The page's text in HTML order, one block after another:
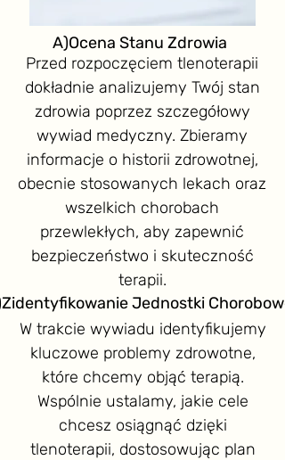
A)Ocena Stanu Zdrowia
Przed rozpoczęciem tlenoterapii
dokładnie analizujemy Twój stan
zdrowia poprzez szczegółowy
wywiad medyczny. Zbieramy
informacje o historii zdrowotnej,
obecnie stosowanych lekach oraz
wszelkich chorobach
przewlekłych, aby zapewnić
bezpieczeństwo i skuteczność
terapii.
Jednostki
W trakcie wywiadu identyfikujemy
kluczowe problemy zdrowotne,
które chcemy objąć terapią.
Wspólnie ustalamy, jakie cele
chcesz osiągnąć dzięki
tlenoterapii, dostosowując plan